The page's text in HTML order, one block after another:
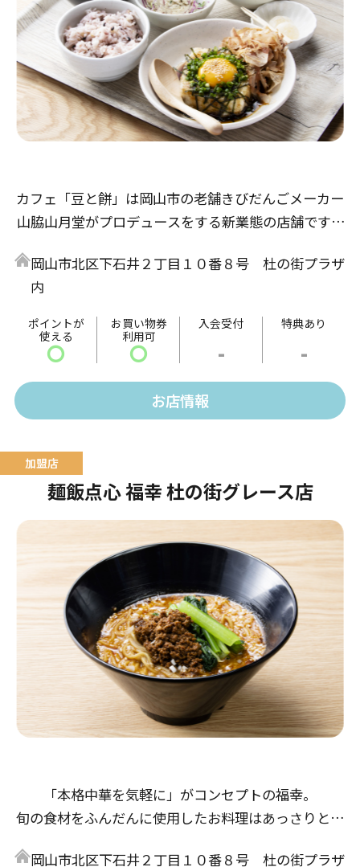
カフェ「豆と餅」は岡山市の老舗きびだんごメーカー
山脇山月堂がプロデュースをする新業態の店舗です。
山脇山月堂人気の和菓子をお楽しみいただけます。
食事メニューは岡山市で半世紀以上続く豆富店「増田
豆富店」とのコラボレーション。
揚げだし豆富定食や豆富丼など、ヘルシーながらボリ
ュームたっぷりのお食事をご提供します。
岡山市北区下石井２丁目１０番８号 杜の街プラザ
内
ポイントが
使える
〇
お買い物券
利用可
〇
入会受付
-
特典あり
-
お店情報
麺飯点心 福幸 杜の街グレース店
「本格中華を気軽に」がコンセプトの福幸。
旬の食材をふんだんに使用したお料理はあっさりとし
岡山市北区下石井２丁目１０番８号 杜の街プラザ